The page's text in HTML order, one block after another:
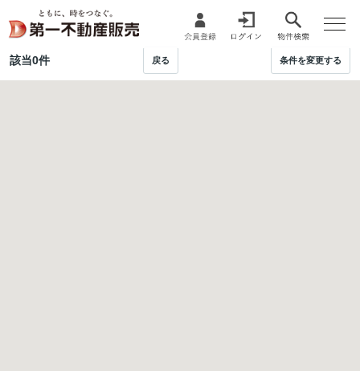
該当0件 戻る 条件を変更する